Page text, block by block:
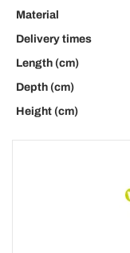
Material
Delivery times
Length (cm)
Depth (cm)
Height (cm)